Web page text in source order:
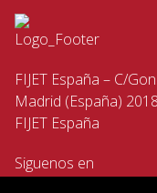
FIJET España – C/
Madrid (España)
FIJET España
Siguenos en